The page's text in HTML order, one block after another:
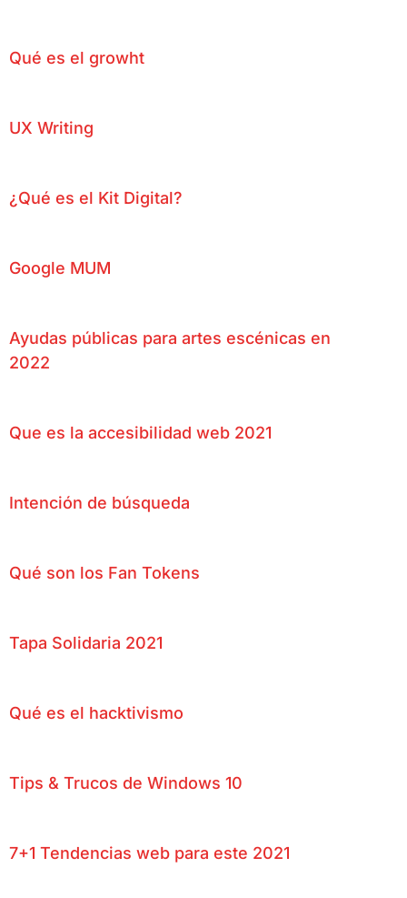
Qué es el growht
UX Writing
¿Qué es el Kit Digital?
Google MUM
Ayudas públicas para artes escénicas en
2022
Que es la accesibilidad web 2021
Intención de búsqueda
Qué son los Fan Tokens
Tapa Solidaria 2021
Qué es el hacktivismo
Tips & Trucos de Windows 10
7+1 Tendencias web para este 2021